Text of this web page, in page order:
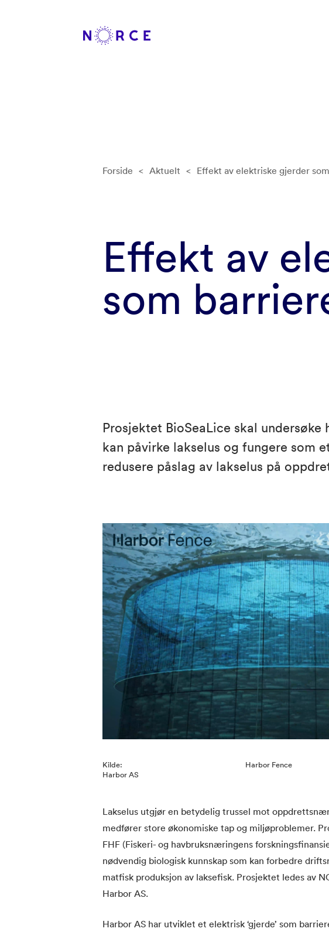
Forside < Aktuelt < Effekt av elektriske gjerder
Effekt av
som
Prosjektet BioSeaLice skal
kan påvirke lakselus og fungere som
redusere påslag av lakselus på
Kilde:
Harbor AS
Harbor Fence
Lakselus utgjør en betydelig trussel mot
medfører store økonomiske tap og miljøproblemer.
FHF (Fiskeri- og havbruksnæringens
nødvendig biologisk kunnskap som kan forbedre
matfisk produksjon av laksefisk. Prosjektet ledes av
Harbor AS.
Harbor AS har utviklet et elektrisk ‘gjerde’ som